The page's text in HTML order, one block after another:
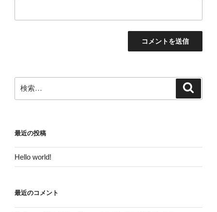
索:
最近の投稿
Hello world!
最近のコメント